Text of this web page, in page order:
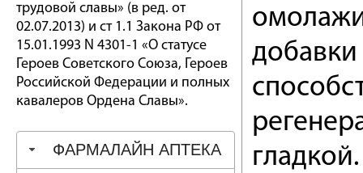
трудовой славы» (в ред. от
02.07.2013) и ст 1.1 Закона РФ от
15.01.1993 N 4301-1 «О статусе
Героев Советского Союза, Героев
Российской Федерации и полных
кавалеров Ордена Славы».
ФАРМАЛАЙН АПТЕКА